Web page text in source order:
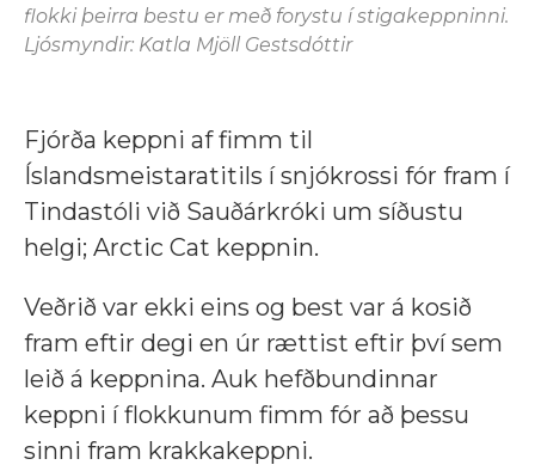
flokki þeirra bestu er með forystu í stigakeppninni.
Ljósmyndir: Katla Mjöll Gestsdóttir
Fjórða keppni af fimm til
Íslandsmeistaratitils í snjókrossi fór fram í
Tindastóli við Sauðárkróki um síðustu
helgi; Arctic Cat keppnin.
Veðrið var ekki eins og best var á kosið
fram eftir degi en úr rættist eftir því sem
leið á keppnina. Auk hefðbundinnar
keppni í flokkunum fimm fór að þessu
sinni fram krakkakeppni.